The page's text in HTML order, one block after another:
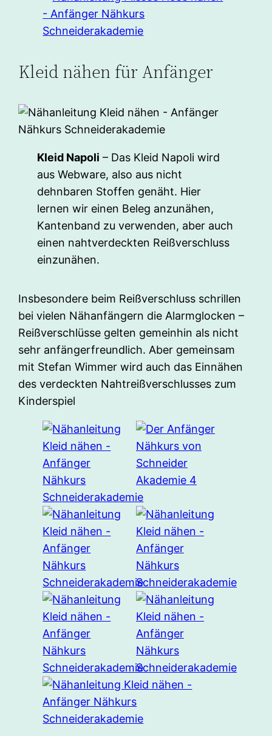
Kleid nähen für Anfänger
Kleid Napoli – Das Kleid Napoli wird
aus Webware, also aus nicht
dehnbaren Stoffen genäht. Hier
lernen wir einen Beleg anzunähen,
Kantenband zu verwenden, aber auch
einen nahtverdeckten Reißverschluss
einzunähen.
Insbesondere beim Reißverschluss schrillen
bei vielen Nähanfängern die Alarmglocken –
Reißverschlüsse gelten gemeinhin als nicht
sehr anfängerfreundlich. Aber gemeinsam
mit Stefan Wimmer wird auch das Einnähen
des verdeckten Nahtreißverschlusses zum
Kinderspiel